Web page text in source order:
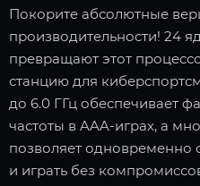
Покорите абсолютные
производительности! 24
превращают этот
станцию для
до 6.0 ГГц обеспечивает
частоты в AAA-играх, а
позволяет одновременно
и играть без